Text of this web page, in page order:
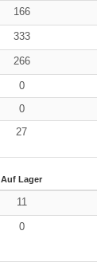
166
333
266
0
0
27
Auf Lager
11
0